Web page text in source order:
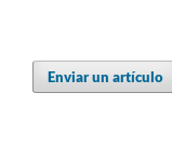
Enviar un artículo